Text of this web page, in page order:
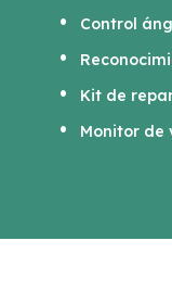
Control
Kit de
Monitor de